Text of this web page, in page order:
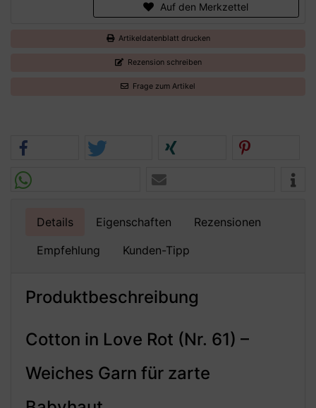
Auf den Merkzettel
Artikeldatenblatt drucken
Rezension schreiben
Frage zum Artikel
Details Eigenschaften
Rezensionen
Empfehlung
Kunden-Tipp
Produktbeschreibung
Cotton in Love Rot (Nr. 61) –
Weiches Garn für zarte